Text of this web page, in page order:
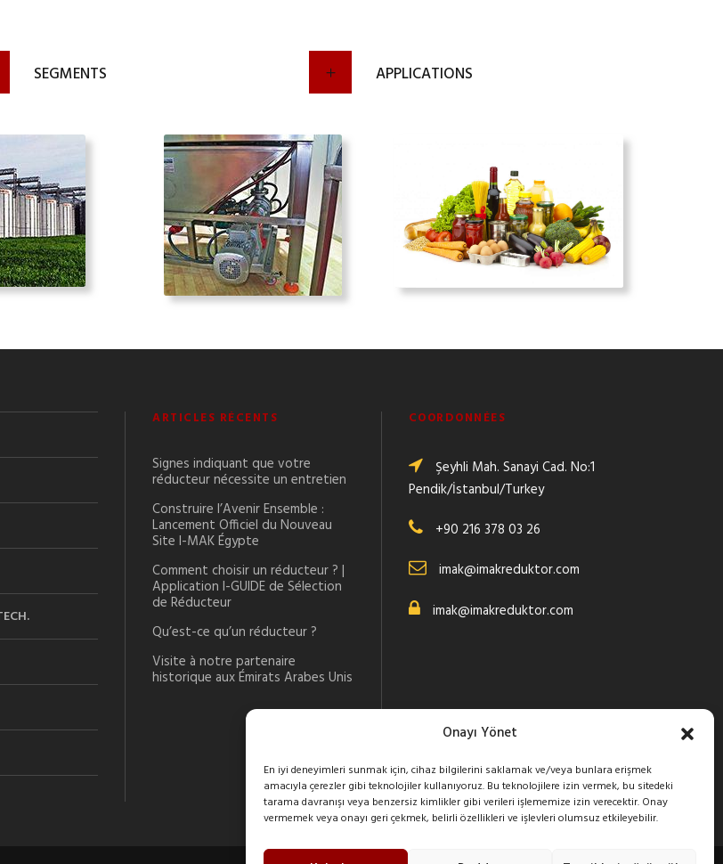
Onayı Yönet
En iyi deneyimleri sunmak için, cihaz bilgilerini saklamak ve/veya bunlara erişmek
amacıyla çerezler gibi teknolojiler kullanıyoruz. Bu teknolojilere izin vermek, bu sitedeki
tarama davranışı veya benzersiz kimlikler gibi verileri işlememize izin verecektir. Onay
vermemek veya onayı geri çekmek, belirli özellikleri ve işlevleri olumsuz etkileyebilir.
SEGMENTS APPLICATIONS
ARTICLES RÉCENTS
Signes indiquant que votre
réducteur nécessite un entretien
Construire l’Avenir Ensemble :
Lancement Officiel du Nouveau
Site I-MAK Égypte
Comment choisir un réducteur ? |
Application I-GUIDE de Sélection
de Réducteur
Qu’est-ce qu’un réducteur ?
Visite à notre partenaire
historique aux Émirats Arabes Unis
COORDONNÉES
Şeyhli Mah. Sanayi Cad. No:1
Pendik/İstanbul/Turkey
+90 216 378 03 26
imak@imakreduktor.com
imak@imakreduktor.com